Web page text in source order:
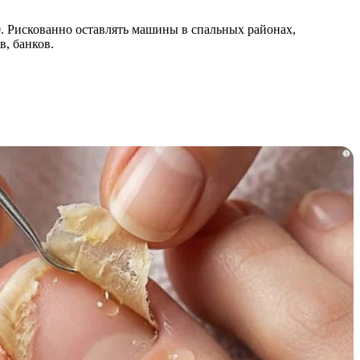
оставлять машины в спальных районах,
банков.
i